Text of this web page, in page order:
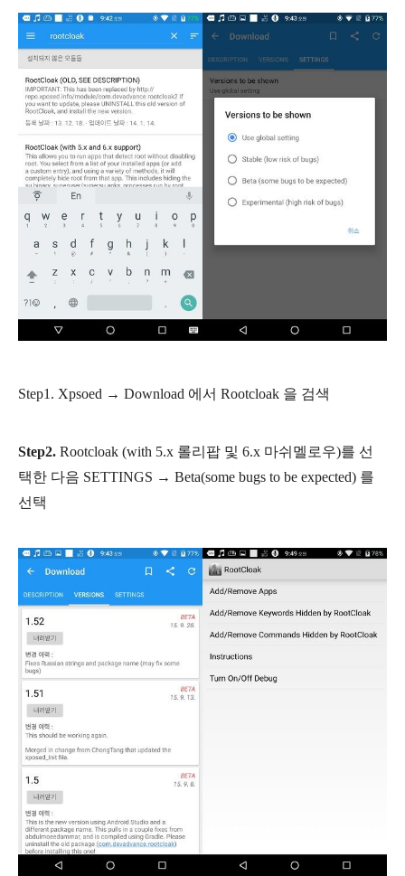
Step1. Xpsoed → Download 에서 Rootcloak 을 검색
Step2. Rootcloak (with 5.x 롤리팝 및 6.x 마쉬멜로우)를 선
택한 다음 SETTINGS → Beta(some bugs to be expected) 를
선택